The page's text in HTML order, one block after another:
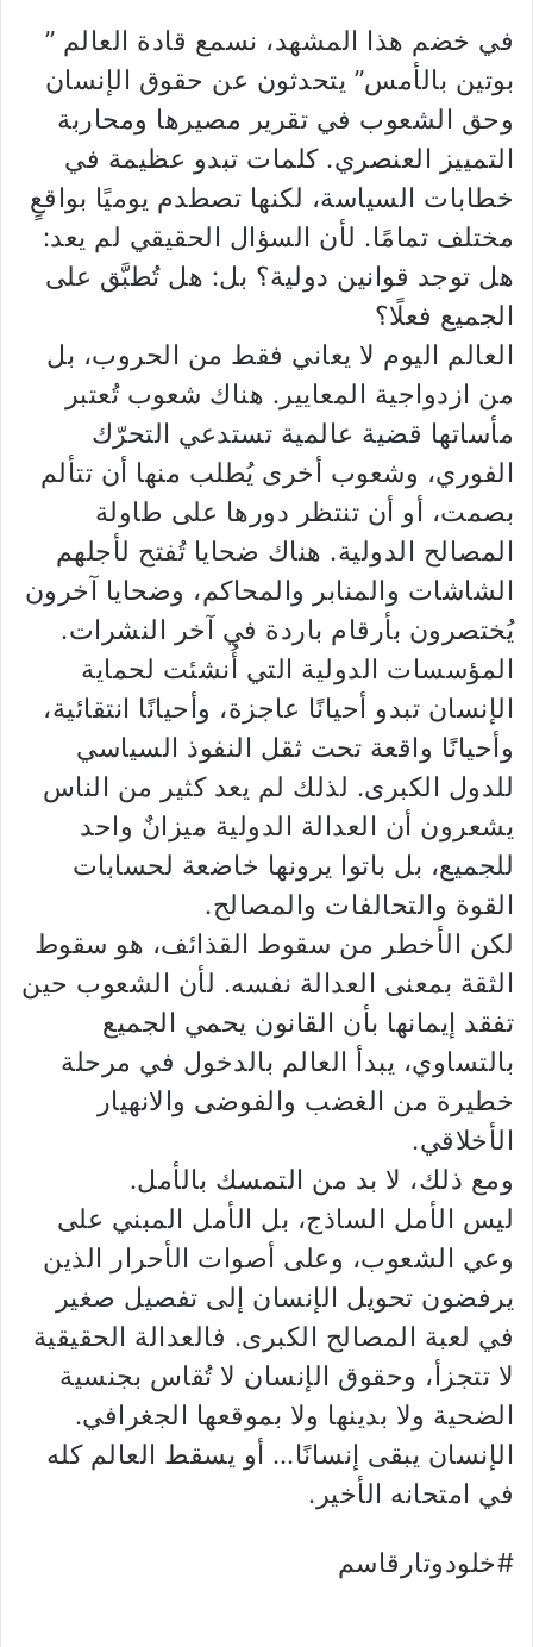
في خضم هذا المشهد، نسمع قادة العالم ”
بوتين بالأمس” يتحدثون عن حقوق الإنسان
وحق الشعوب في تقرير مصيرها ومحاربة
التمييز العنصري. كلمات تبدو عظيمة في
خطابات السياسة، لكنها تصطدم يوميًا بواقعٍ
مختلف تمامًا. لأن السؤال الحقيقي لم يعد:
هل توجد قوانين دولية؟ بل: هل تُطبَّق على
الجميع فعلًا؟
العالم اليوم لا يعاني فقط من الحروب، بل
من ازدواجية المعايير. هناك شعوب تُعتبر
مأساتها قضية عالمية تستدعي التحرّك
الفوري، وشعوب أخرى يُطلب منها أن تتألم
بصمت، أو أن تنتظر دورها على طاولة
المصالح الدولية. هناك ضحايا تُفتح لأجلهم
الشاشات والمنابر والمحاكم، وضحايا آخرون
يُختصرون بأرقام باردة في آخر النشرات.
المؤسسات الدولية التي أُنشئت لحماية
الإنسان تبدو أحيانًا عاجزة، وأحيانًا انتقائية،
وأحيانًا واقعة تحت ثقل النفوذ السياسي
للدول الكبرى. لذلك لم يعد كثير من الناس
يشعرون أن العدالة الدولية ميزانٌ واحد
للجميع، بل باتوا يرونها خاضعة لحسابات
القوة والتحالفات والمصالح.
لكن الأخطر من سقوط القذائف، هو سقوط
الثقة بمعنى العدالة نفسه. لأن الشعوب حين
تفقد إيمانها بأن القانون يحمي الجميع
بالتساوي، يبدأ العالم بالدخول في مرحلة
خطيرة من الغضب والفوضى والانهيار
الأخلاقي.
ومع ذلك، لا بد من التمسك بالأمل.
ليس الأمل الساذج، بل الأمل المبني على
وعي الشعوب، وعلى أصوات الأحرار الذين
يرفضون تحويل الإنسان إلى تفصيل صغير
في لعبة المصالح الكبرى. فالعدالة الحقيقية
لا تتجزأ، وحقوق الإنسان لا تُقاس بجنسية
الضحية ولا بدينها ولا بموقعها الجغرافي.
الإنسان يبقى إنسانًا… أو يسقط العالم كله
في امتحانه الأخير.
#خلودوتارقاسم